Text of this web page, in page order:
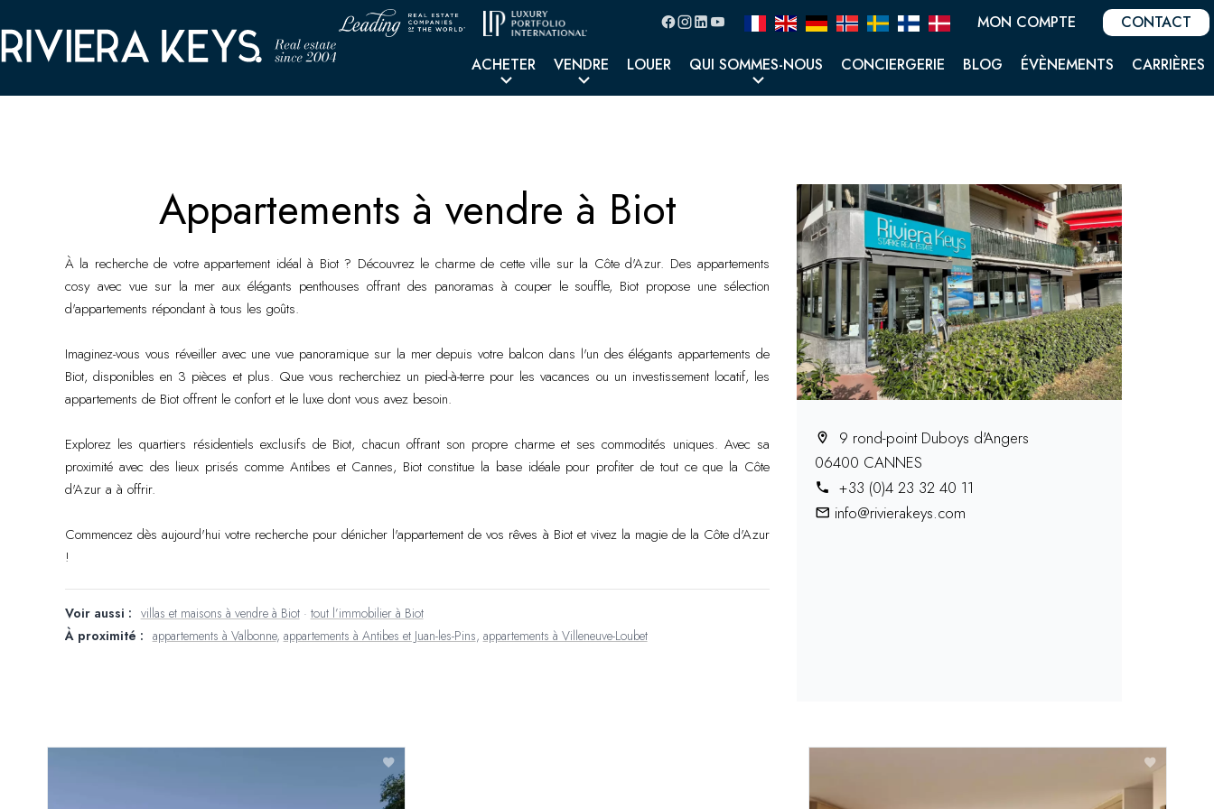
MON COMPTE CONTACT
ACHETER VENDRE LOUER QUI SOMMES-NOUS CONCIERGERIE BLOG ÉVÈNEMENTS CARRIÈRES
Appartements à vendre à Biot
À la recherche de votre appartement idéal à Biot ? Découvrez le charme de cette ville sur la Côte d'Azur. Des appartements
cosy avec vue sur la mer aux élégants penthouses offrant des panoramas à couper le souffle, Biot propose une sélection
d'appartements répondant à tous les goûts.
Imaginez-vous vous réveiller avec une vue panoramique sur la mer depuis votre balcon dans l'un des élégants appartements de
Biot, disponibles en 3 pièces et plus. Que vous recherchiez un pied-à-terre pour les vacances ou un investissement locatif, les
appartements de Biot offrent le confort et le luxe dont vous avez besoin.
Explorez les quartiers résidentiels exclusifs de Biot, chacun offrant son propre charme et ses commodités uniques. Avec sa
proximité avec des lieux prisés comme Antibes et Cannes, Biot constitue la base idéale pour profiter de tout ce que la Côte
d'Azur a à offrir.
Commencez dès aujourd'hui votre recherche pour dénicher l'appartement de vos rêves à Biot et vivez la magie de la Côte d'Azur
!
Voir aussi : villas et maisons à vendre à Biot· tout l’immobilier à Biot
À proximité : appartements à Valbonne, appartements à Antibes et Juan-les-Pins, appartements à Villeneuve-Loubet
9 rond-point Duboys d'Angers
06400 CANNES
+33 (0)4 23 32 40 11
info@rivierakeys.com